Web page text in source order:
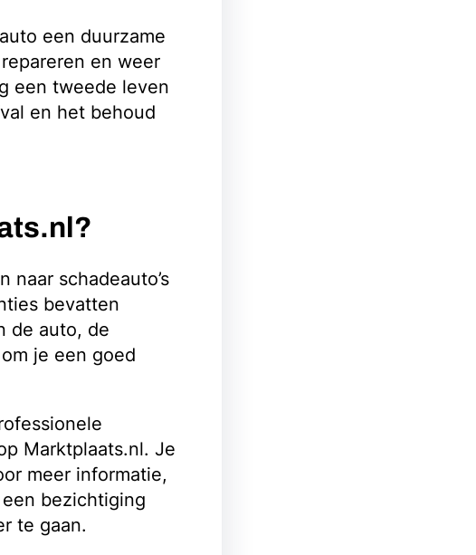
een duurzame
en weer
een tweede leven
en het behoud
naar schadeauto’s
bevatten
de auto, de
je een goed
Marktplaats.nl. Je
meer informatie,
bezichtiging
te gaan.